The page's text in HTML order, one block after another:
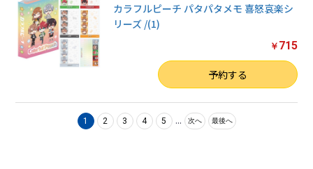
カラフルピーチ パタパタメモ 喜怒哀楽シ
リーズ /(1)
￥ 715
予約する
1 2 3 4 5 ... 次へ 最後へ